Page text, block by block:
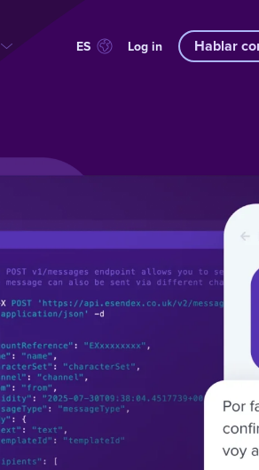
ES Log in Hablar